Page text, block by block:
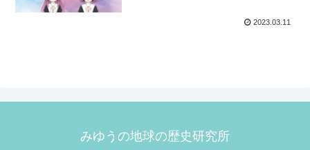
2023.03.11
みゆうの地球の歴史研究所